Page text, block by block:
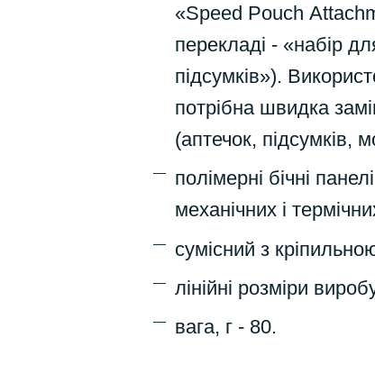
«Speed Pouch
перекладі - «набір
підсумків»).
потрібна швидка
(аптечок, підсумків,
полімерні бічні
механічних і
сумісний з
лінійні розміри
вага, г - 80.